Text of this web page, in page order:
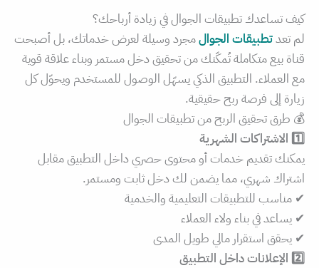
كيف تساعدك تطبيقات الجوال في زيادة أرباحك؟
لم تعدتطبيقات الجوالمجرد وسيلة لعرض خدماتك، بل أصبحت
قناة بيع متكاملة تُمكّنك من تحقيق دخل مستمر وبناء علاقة قوية
مع العملاء. التطبيق الذكي يسهّل الوصول للمستخدم ويحوّل كل
زيارة إلى فرصة ربح حقيقية.
💰 طرق تحقيق الربح من تطبيقات الجوال
1️⃣ الاشتراكات الشهرية
يمكنك تقديم خدمات أو محتوى حصري داخل التطبيق مقابل
اشتراك شهري، مما يضمن لك دخل ثابت ومستمر.
✔ مناسب للتطبيقات التعليمية والخدمية
✔ يساعد في بناء ولاء العملاء
✔ يحقق استقرار مالي طويل المدى
2️⃣ الإعلانات داخل التطبيق